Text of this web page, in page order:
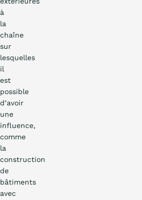
à
la
chaîne
sur
lesquelles
il
est
possible
d’avoir
une
influence,
comme
la
construction
de
bâtiments
avec